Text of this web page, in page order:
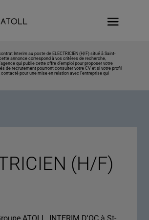
Interim au poste de ELECTRICIEN (H/F) situé à Saint-
annonce correspond à vos critères de recherche,
qui publie cette offre d’emploi pour proposer votre
de recrutement pourront consulter votre CV et si votre profil
pour une mise en relation avec l’entreprise qui
(H/F)